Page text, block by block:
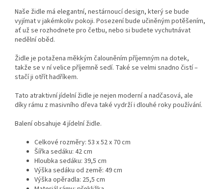
Naše židle má elegantní, nestárnoucí design, který se bude
vyjímat v jakémkoliv pokoji. Posezení bude učiněným potěšením,
ať už se rozhodnete pro četbu, nebo si budete vychutnávat
nedělní oběd.
Židle je potažena měkkým čalouněním příjemným na dotek,
takže se v ní velice příjemně sedí. Také se velmi snadno čistí –
stačí ji otřít hadříkem.
Tato atraktivní jídelní židle je nejen moderní a nadčasová, ale
díky rámu z masivního dřeva také vydrží i dlouhé roky používání.
Balení obsahuje 4 jídelní židle.
Celkové rozměry: 53 x 52 x 70 cm
Šířka sedáku: 42 cm
Hloubka sedáku: 39,5 cm
Výška sedáku od země: 49 cm
Výška opěradla: 25,5 cm